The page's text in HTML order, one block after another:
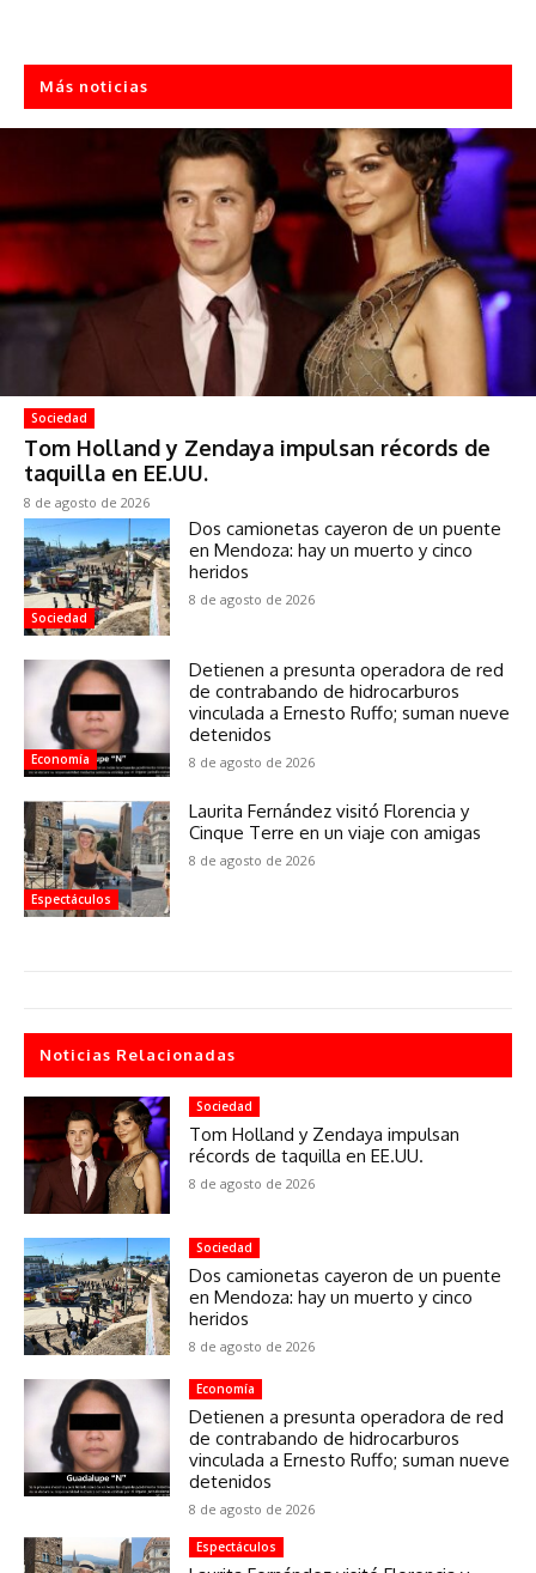
Más noticias
Sociedad
Tom Holland y Zendaya impulsan récords de
taquilla en EE.UU.
8 de agosto de 2026
Sociedad
Dos camionetas cayeron de un puente
en Mendoza: hay un muerto y cinco
heridos
8 de agosto de 2026
Economía
Detienen a presunta operadora de red
de contrabando de hidrocarburos
vinculada a Ernesto Ruffo; suman nueve
detenidos
8 de agosto de 2026
Espectáculos
Laurita Fernández visitó Florencia y
Cinque Terre en un viaje con amigas
8 de agosto de 2026
Noticias Relacionadas
Sociedad
Tom Holland y Zendaya impulsan
récords de taquilla en EE.UU.
8 de agosto de 2026
Sociedad
Dos camionetas cayeron de un puente
en Mendoza: hay un muerto y cinco
heridos
8 de agosto de 2026
Economía
Detienen a presunta operadora de red
de contrabando de hidrocarburos
vinculada a Ernesto Ruffo; suman nueve
detenidos
8 de agosto de 2026
Espectáculos